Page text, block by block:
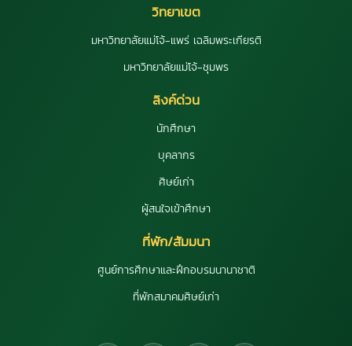
วิทยาเขต
มหาวิทยาลัยแม่โจ้-แพร่ เฉลิมพระเกียรติ
มหาวิทยาลัยแม่โจ้-ชุมพร
ลิงค์ด่วน
นักศึกษา
บุคลากร
ศิษย์เก่า
ผู้สนใจเข้าศึกษา
ที่พัก/สัมมนา
ศูนย์การศึกษาและฝึกอบรมนานาชาติ
ที่พักสมาคมศิษย์เก่า